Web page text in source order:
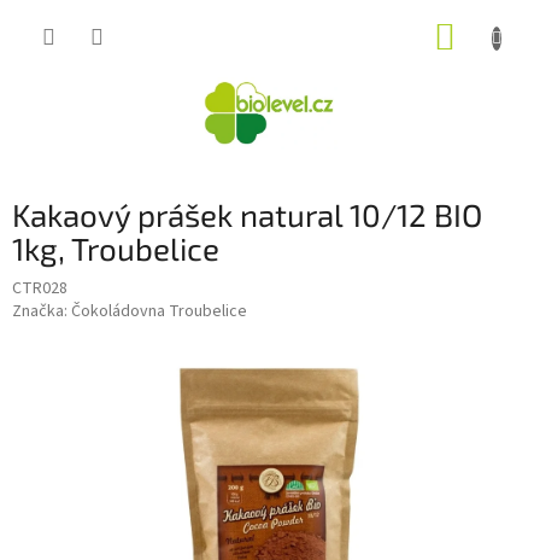
Kakaový prášek natural 10/12 BIO
1kg, Troubelice
CTR028
Značka: Čokoládovna Troubelice